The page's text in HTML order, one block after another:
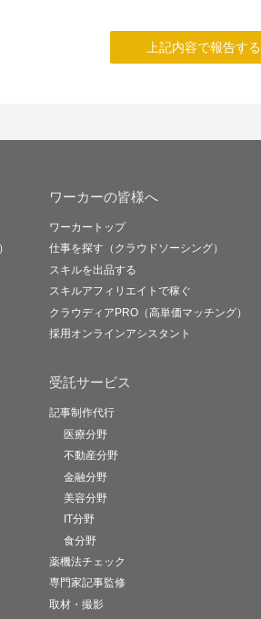
上記内容で報告する
ワーカーの皆様へ
ワーカートップ
仕事を探す（クラウドソーシング）
スキルを出品する
スキルアフィリエイトで稼ぐ
クラウディアPRO（高単価マッチング）
採用オンラインアシスタント
受託サービス
記事制作代行
医療分野
不動産分野
金融分野
美容分野
IT分野
食分野
薬機法チェック
専門家記事監修
取材・撮影